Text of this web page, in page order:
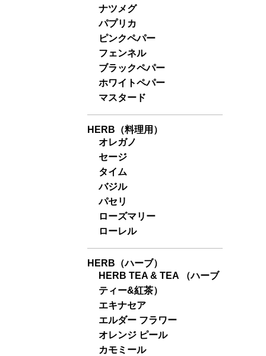
ナツメグ
パプリカ
ピンクペパー
フェンネル
ブラックペパー
ホワイトペパー
マスタード
HERB（料理用）
オレガノ
セージ
タイム
バジル
パセリ
ローズマリー
ローレル
HERB（ハーブ）
HERB TEA & TEA （ハーブ
ティー&紅茶）
エキナセア
エルダー フラワー
オレンジ ピール
カモミール